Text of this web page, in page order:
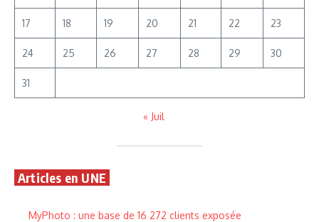
17 18 19 20 21 22 23
24 25 26 27 28 29 30
31
« Juil
Articles en UNE
MyPhoto : une base de 16 272 clients exposée